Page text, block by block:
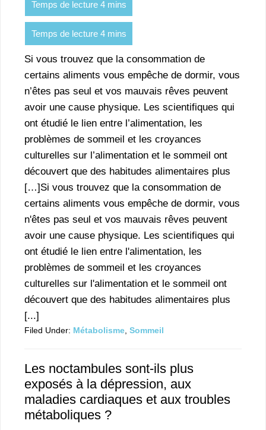
Si vous trouvez que la consommation de
certains aliments vous empêche de dormir, vous
n’êtes pas seul et vos mauvais rêves peuvent
avoir une cause physique. Les scientifiques qui
ont étudié le lien entre l’alimentation, les
problèmes de sommeil et les croyances
culturelles sur l’alimentation et le sommeil ont
découvert que des habitudes alimentaires plus
[…]Si vous trouvez que la consommation de
certains aliments vous empêche de dormir, vous
n'êtes pas seul et vos mauvais rêves peuvent
avoir une cause physique. Les scientifiques qui
ont étudié le lien entre l'alimentation, les
problèmes de sommeil et les croyances
culturelles sur l'alimentation et le sommeil ont
découvert que des habitudes alimentaires plus
[...]
Filed Under: Métabolisme, Sommeil
Les noctambules sont-ils plus
exposés à la dépression, aux
maladies cardiaques et aux troubles
métaboliques ?